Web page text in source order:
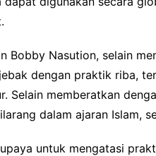
Bobby Nasution, selain
dengan praktik riba,
Selain memberatkan
dalam ajaran Islam,
untuk mengatasi